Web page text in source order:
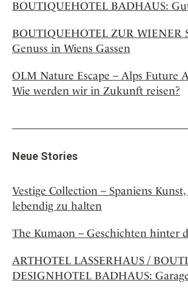
BOUTIQUEHOTEL BADHAUS:
BOUTIQUEHOTEL ZUR WIENER
Genuss in Wiens Gassen
OLM Nature Escape – Alps Future
Wie werden wir in Zukunft reisen?
Neue Stories
Vestige Collection – Spaniens
lebendig zu halten
The Kumaon – Geschichten hinter
ARTHOTEL LASSERHAUS /
DESIGNHOTEL BADHAUS: